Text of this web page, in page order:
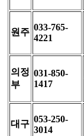
원주 033-765-
4221
의정
부
031-850-
1417
대구 053-250-
3014